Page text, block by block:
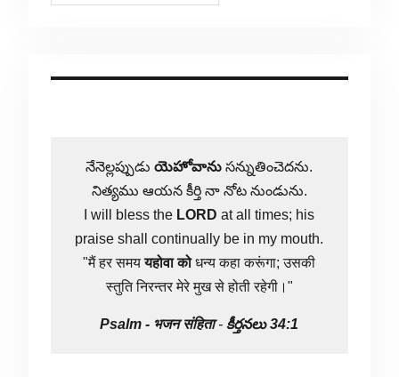
నేనెల్లప్పుడుయెహోవాను సన్నుతించెదను.
నిత్యము ఆయన కీర్తి నా నోట నుండును.
I will bless the LORD at all times; his
praise shall continually be in my mouth.
"मैं हर समययहोवा कोधन्य कहा करूंगा; उसकी
स्तुति निरन्तर मेरे मुख से होती रहेगी।"
Psalm - भजन संहिता- కీర్తనలు 34:1